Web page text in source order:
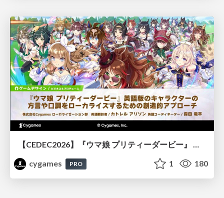
【CEDEC2026】『ウマ娘 プリティーダービー』 英語版のキャラクターの方言や口調をローカライズするための創造的アプローチ
cygames
PRO 1 180